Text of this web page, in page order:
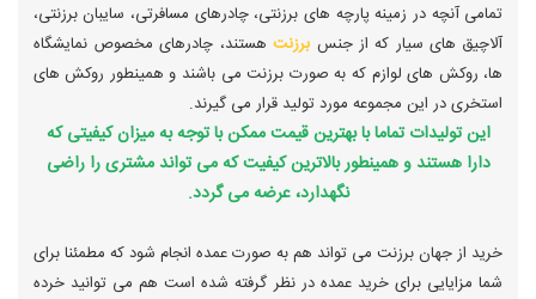
تمامی آنچه در زمینه پارچه های برزنتی، چادرهای مسافرتی، سایبان برزنتی،
آلاچیق های سیار که از جنس برزنتهستند، چادرهای مخصوص نمایشگاه
ها، روکش های لوازم که به صورت برزنت می باشند و همینطور روکش های
استخری در این مجموعه مورد تولید قرار می گیرند.
این تولیدات تماما با بهترین قیمت ممکن با توجه به میزان کیفیتی که
دارا هستند و همینطور بالاترین کیفیت که می تواند مشتری را راضی
نگهدارد، عرضه می گردد.
خرید از جهان برزنت می تواند هم به صورت عمده انجام شود که مطمئنا برای
شما مزایایی برای خرید عمده در نظر گرفته شده است هم می توانید خرده